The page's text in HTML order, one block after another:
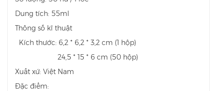
Dung tích: 55ml
Thông số kĩ thuật
Kích thước: 6,2 * 6,2 * 3,2 cm (1 hộp)
24,5 * 15 * 6 cm (50 hộp)
Xuất xứ: Việt Nam
Đặc điểm: